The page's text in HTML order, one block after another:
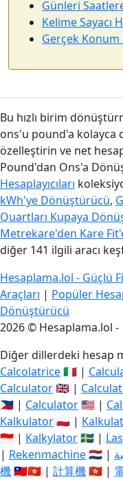
Günleri
Kelime Sayacı
Gerçek Konum
Bu hızlı birim
ons'u pound'a kolayca
özelleştirin ve net
Pound'dan Ons'a
Hesaplayıcıları
kWh'ye Dönüştürücü,
Quartları Kupaya
Metrekare'den Kare
diğer 141 ilgili aracı
Hesaplama.lol - Güçlü
Araçları | Popüler
Dönüştürücü
2026 © Hesaplama.lol -
Diğer dillerdeki hesap
Calcolatrice🇮🇹 |
Calculator🇬🇧 |
🇵🇭 | Calculator🇺🇸 |
Kalkulator🇵🇱 |
🇮🇩 | Kalkylator🇸🇪 |
| Rekenmachine🇳🇱 |
機🇹🇼🇭🇰 | 計算機🇭🇰 |